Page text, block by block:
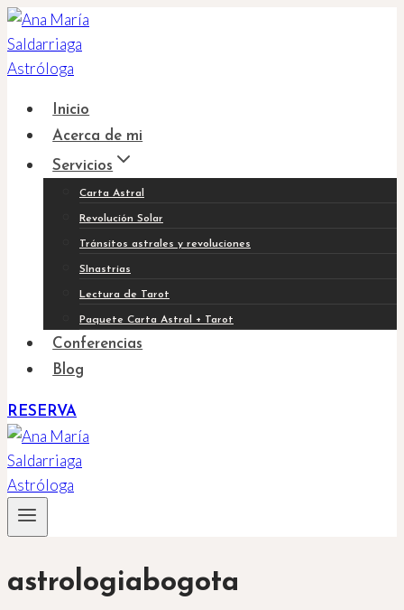
Saltar
al
contenido
Inicio
Acerca de mi
Servicios
Carta Astral
Revolución Solar
Tránsitos astrales y revoluciones
SInastrias
Lectura de Tarot
Paquete Carta Astral + Tarot
Conferencias
Blog
RESERVA
astrologiabogota